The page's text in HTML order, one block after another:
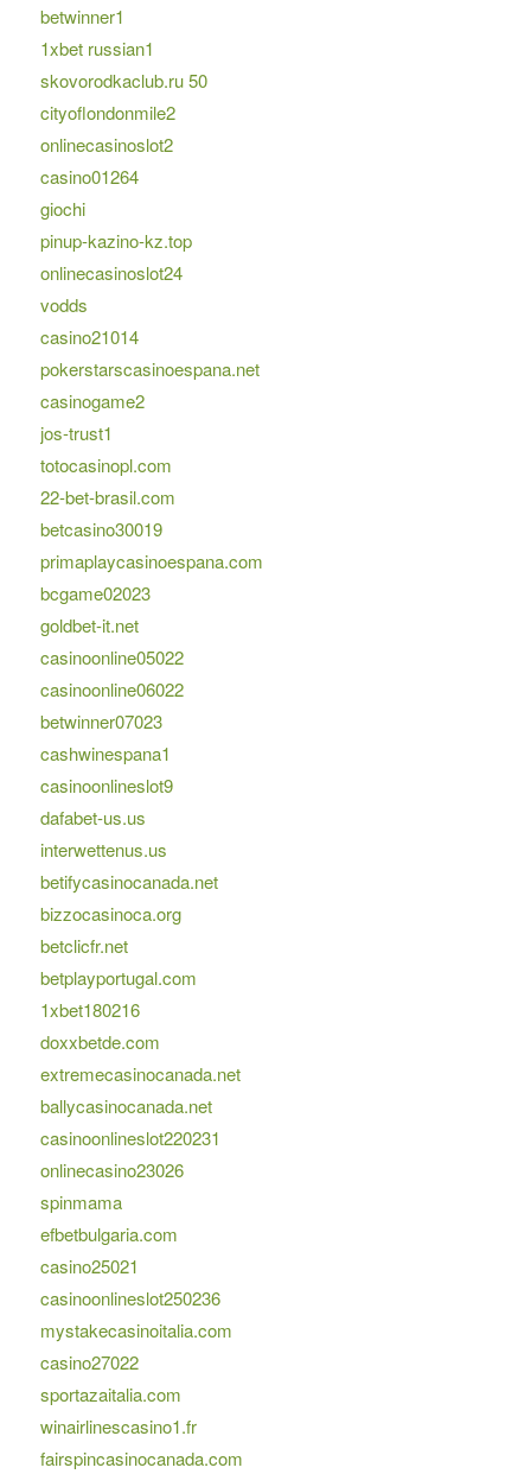
betwinner1
1xbet russian1
skovorodkaclub.ru 50
cityoflondonmile2
onlinecasinoslot2
casino01264
giochi
pinup-kazino-kz.top
onlinecasinoslot24
vodds
casino21014
pokerstarscasinoespana.net
casinogame2
jos-trust1
totocasinopl.com
22-bet-brasil.com
betcasino30019
primaplaycasinoespana.com
bcgame02023
goldbet-it.net
casinoonline05022
casinoonline06022
betwinner07023
cashwinespana1
casinoonlineslot9
dafabet-us.us
interwettenus.us
betifycasinocanada.net
bizzocasinoca.org
betclicfr.net
betplayportugal.com
1xbet180216
doxxbetde.com
extremecasinocanada.net
ballycasinocanada.net
casinoonlineslot220231
onlinecasino23026
spinmama
efbetbulgaria.com
casino25021
casinoonlineslot250236
mystakecasinoitalia.com
casino27022
sportazaitalia.com
winairlinescasino1.fr
fairspincasinocanada.com